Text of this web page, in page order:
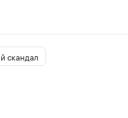
скандал